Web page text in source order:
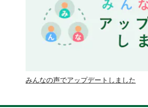
みんなの声でアップデートしました